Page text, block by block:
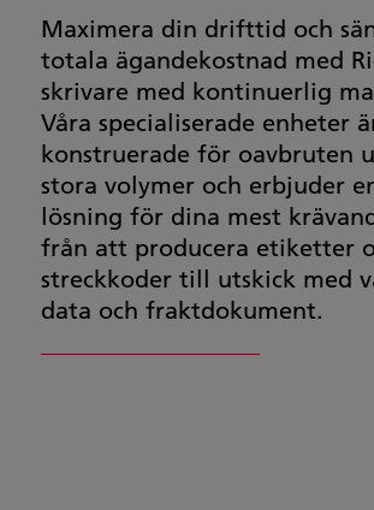
Maximera din drifttid och
totala ägandekostnad med
skrivare med kontinuerlig
Våra specialiserade enheter
konstruerade för oavbruten
stora volymer och erbjuder
lösning för dina mest
från att producera etiketter
streckkoder till utskick med
data och fraktdokument.